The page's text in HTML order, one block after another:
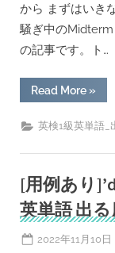
から まずはいき
騒ぎ中の
の記事です。ト…
Read More“[用
例
り
意
定
英
検
1
級
英
単
語”
»
英検1級英単語_
[用例あり
英単語 出る
Posted
2022年11月10日